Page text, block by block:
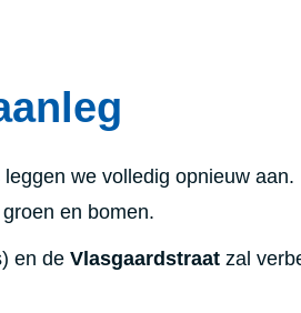
we volledig opnieuw aan.
en bomen.
en de Vlasgaardstraat zal